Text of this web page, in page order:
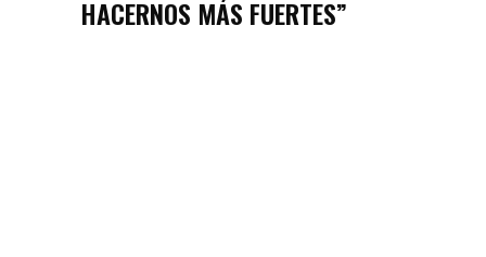
HACERNOS MÁS FUERTES”